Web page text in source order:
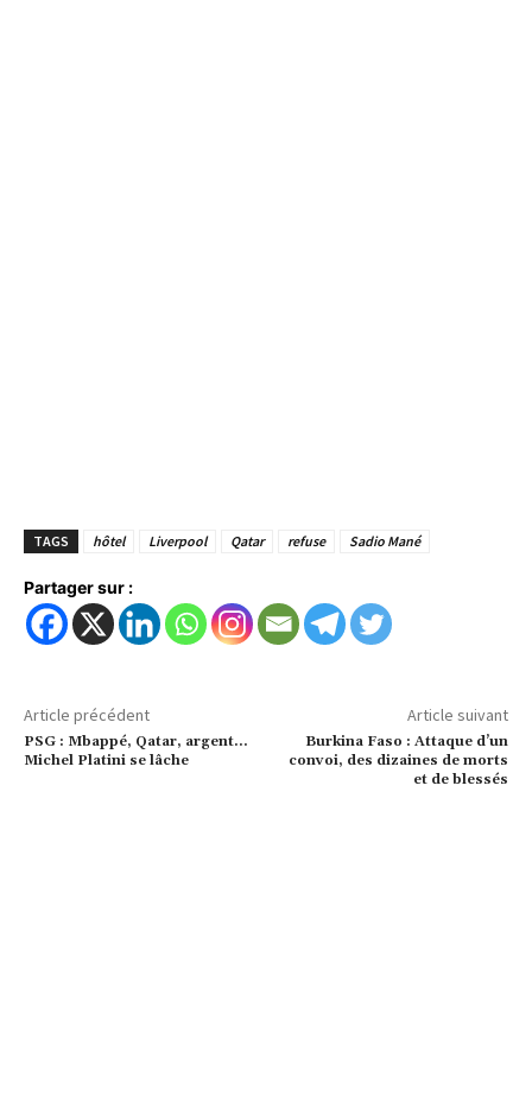
TAGS hôtel Liverpool Qatar refuse Sadio Mané
Partager sur :
Article précédent
PSG : Mbappé, Qatar, argent…
Michel Platini se lâche
Article suivant
Burkina Faso : Attaque d’un
convoi, des dizaines de morts
et de blessés